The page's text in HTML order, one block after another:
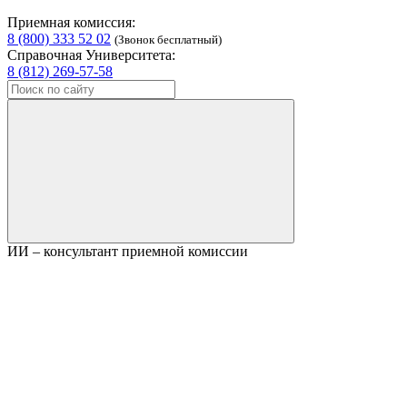
Приемная комиссия:
8 (800) 333 52 02 (Звонок бесплатный)
Справочная Университета:
8 (812) 269-57-58
ИИ – консультант приемной комиссии